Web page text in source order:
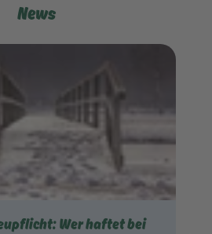
News
Wer haftet bei